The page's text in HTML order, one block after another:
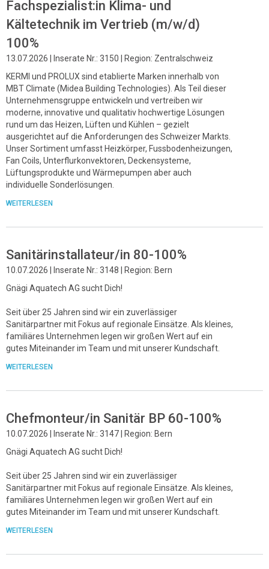
Fachspezialist:in Klima- und
Kältetechnik im Vertrieb (m/w/d)
100%
13.07.2026 | Inserate Nr.: 3150 | Region: Zentralschweiz
KERMI und PROLUX sind etablierte Marken innerhalb von
MBT Climate (Midea Building Technologies). Als Teil dieser
Unternehmensgruppe entwickeln und vertreiben wir
moderne, innovative und qualitativ hochwertige Lösungen
rund um das Heizen, Lüften und Kühlen – gezielt
ausgerichtet auf die Anforderungen des Schweizer Markts.
Unser Sortiment umfasst Heizkörper, Fussbodenheizungen,
Fan Coils, Unterflurkonvektoren, Deckensysteme,
Lüftungsprodukte und Wärmepumpen aber auch
individuelle Sonderlösungen.
WEITERLESEN
Sanitärinstallateur/in 80-100%
10.07.2026 | Inserate Nr.: 3148 | Region: Bern
Gnägi Aquatech AG sucht Dich!
Seit über 25 Jahren sind wir ein zuverlässiger
Sanitärpartner mit Fokus auf regionale Einsätze. Als kleines,
familiäres Unternehmen legen wir großen Wert auf ein
gutes Miteinander im Team und mit unserer Kundschaft.
WEITERLESEN
Chefmonteur/in Sanitär BP 60-100%
10.07.2026 | Inserate Nr.: 3147 | Region: Bern
Gnägi Aquatech AG sucht Dich!
Seit über 25 Jahren sind wir ein zuverlässiger
Sanitärpartner mit Fokus auf regionale Einsätze. Als kleines,
familiäres Unternehmen legen wir großen Wert auf ein
gutes Miteinander im Team und mit unserer Kundschaft.
WEITERLESEN